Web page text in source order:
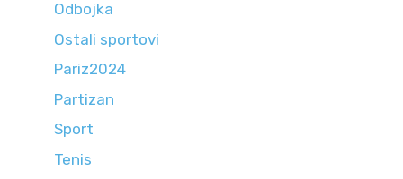
Odbojka
Ostali sportovi
Pariz2024
Partizan
Sport
Tenis